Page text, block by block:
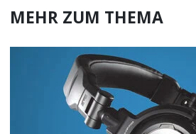
MEHR ZUM THEMA